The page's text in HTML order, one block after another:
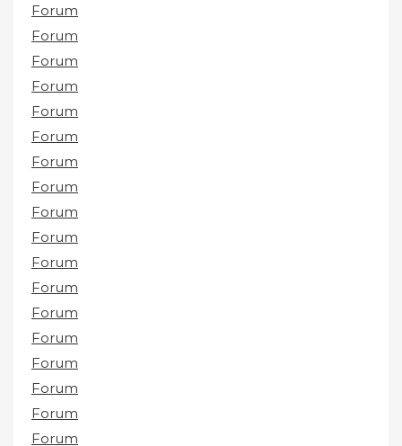
Forum
Forum
Forum
Forum
Forum
Forum
Forum
Forum
Forum
Forum
Forum
Forum
Forum
Forum
Forum
Forum
Forum
Forum